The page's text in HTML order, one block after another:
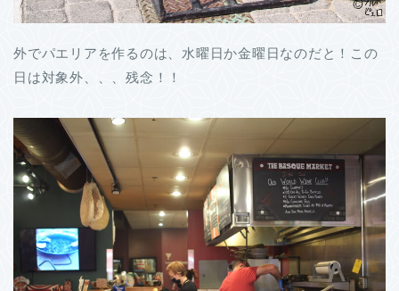
外でパエリアを作るのは、水曜日か金曜日なのだと！この
日は対象外、、、残念！！